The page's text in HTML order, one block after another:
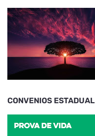
CONVENIOS ESTADUAL